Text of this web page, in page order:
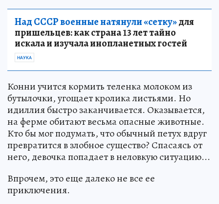
Над СССР военные натянули «сетку»для
пришельцев: как страна 13 лет тайно
искала и изучала инопланетных гостей
НАУКА
Конни учится кормить теленка молоком из
бутылочки, угощает кролика листьями. Но
идиллия быстро заканчивается. Оказывается,
на ферме обитают весьма опасные животные.
Кто бы мог подумать, что обычный петух вдруг
превратится в злобное существо? Спасаясь от
него, девочка попадает в неловкую ситуацию...
Впрочем, это еще далеко не все ее
приключения.